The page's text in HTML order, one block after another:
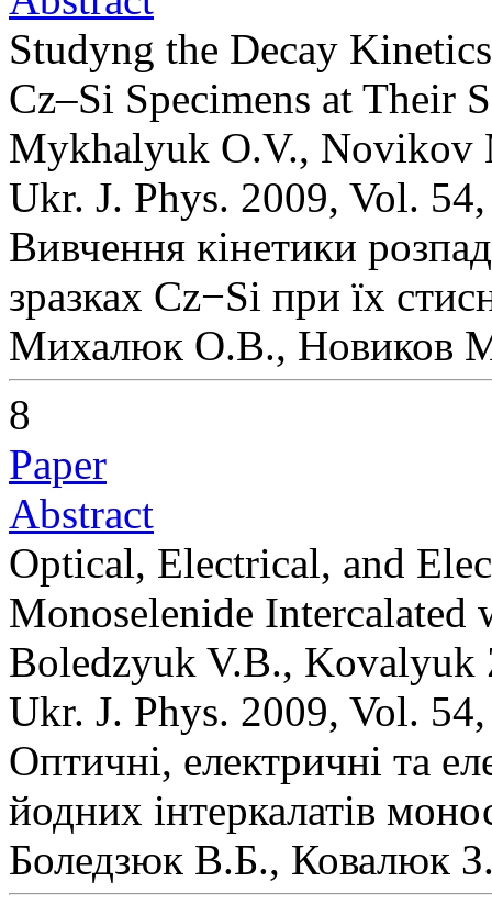
Studyng the Decay
Cz–Si Specimens at Their
Mykhalyuk O.V., Novikov
Ukr. J. Phys. 2009, Vol.
Вивчення кінетики
зразках Cz−Si при їх
Михалюк О.В., Новиков
8
Paper
Abstract
Optical, Electrical, and
Monoselenide Intercalated
Boledzyuk V.B.,
Ukr. J. Phys. 2009, Vol.
Оптичні, електричні та
йодних інтеркалатів
Боледзюк В.Б., Ковалюк